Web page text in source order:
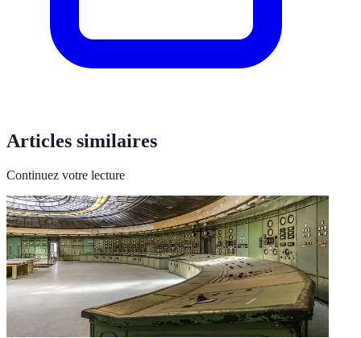
Articles similaires
Continuez votre lecture